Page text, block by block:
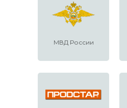
МВД России